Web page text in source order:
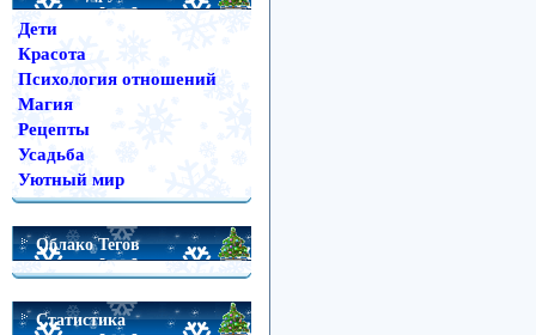
Дети
Красота
Психология отношений
Магия
Рецепты
Усадьба
Уютный мир
Облако Тегов
Статистика